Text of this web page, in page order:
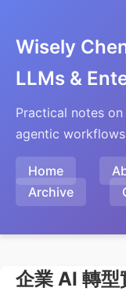
Wisely
LLMs &
Practical notes
agentic
Home
Archive
企業 AI 轉